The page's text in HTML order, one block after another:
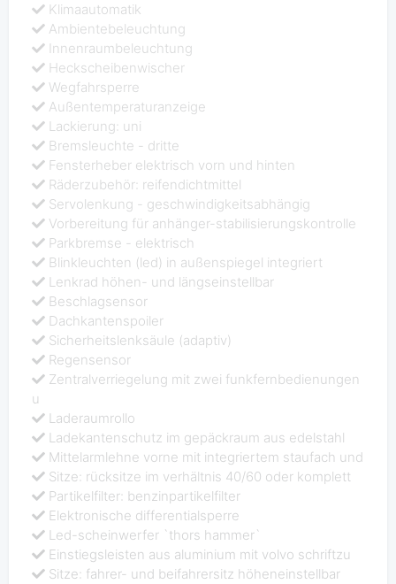
Klimaautomatik
Ambientebeleuchtung
Innenraumbeleuchtung
Heckscheibenwischer
Wegfahrsperre
Außentemperaturanzeige
Lackierung: uni
Bremsleuchte - dritte
Fensterheber elektrisch vorn und hinten
Räderzubehör: reifendichtmittel
Servolenkung - geschwindigkeitsabhängig
Vorbereitung für anhänger-stabilisierungskontrolle
Parkbremse - elektrisch
Blinkleuchten (led) in außenspiegel integriert
Lenkrad höhen- und längseinstellbar
Beschlagsensor
Dachkantenspoiler
Sicherheitslenksäule (adaptiv)
Regensensor
Zentralverriegelung mit zwei funkfernbedienungen
u
Laderaumrollo
Ladekantenschutz im gepäckraum aus edelstahl
Mittelarmlehne vorne mit integriertem staufach und
Sitze: rücksitze im verhältnis 40/60 oder komplett
Partikelfilter: benzinpartikelfilter
Elektronische differentialsperre
Led-scheinwerfer `thors hammer`
Einstiegsleisten aus aluminium mit volvo schriftzu
Sitze: fahrer- und beifahrersitz höheneinstellbar